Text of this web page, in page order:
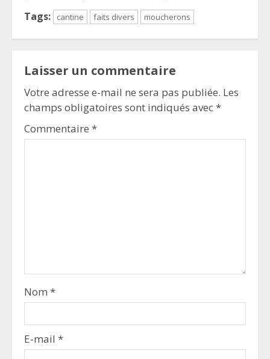
Tags: cantine faits divers moucherons
Laisser un commentaire
Votre adresse e-mail ne sera pas publiée. Les
champs obligatoires sont indiqués avec*
Commentaire *
Nom *
E-mail *